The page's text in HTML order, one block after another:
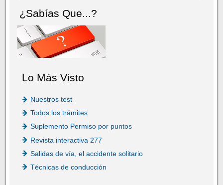
¿Sabías Que...?
Lo Más Visto
Nuestros test
Todos los trámites
Suplemento Permiso por puntos
Revista interactiva 277
Salidas de vía, el accidente solitario
Técnicas de conducción